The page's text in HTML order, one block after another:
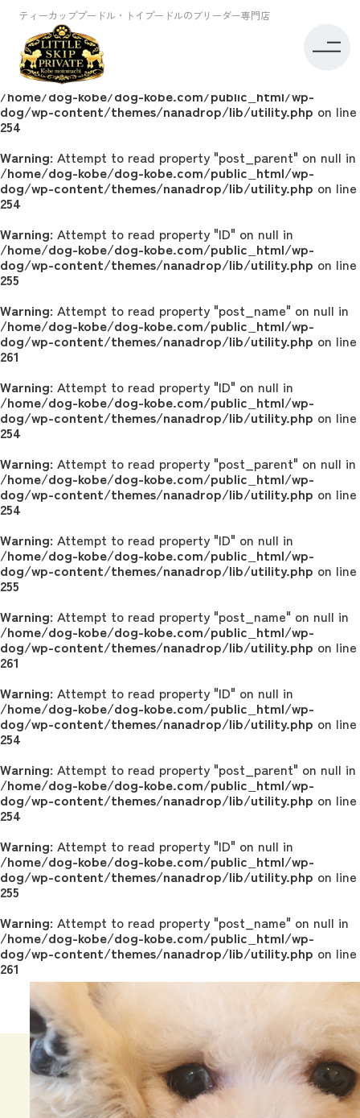
ティーカッププードル・トイプードルのブリーダー専門店
Warning: Attempt to read property "ID" on null in
/home/dog-kobe/dog-kobe.com/public_html/wp-
dog/wp-content/themes/nanadrop/lib/utility.php on line
254
Warning: Attempt to read property "post_parent" on null in
/home/dog-kobe/dog-kobe.com/public_html/wp-
dog/wp-content/themes/nanadrop/lib/utility.php on line
254
Warning: Attempt to read property "ID" on null in
/home/dog-kobe/dog-kobe.com/public_html/wp-
dog/wp-content/themes/nanadrop/lib/utility.php on line
255
Warning: Attempt to read property "post_name" on null in
/home/dog-kobe/dog-kobe.com/public_html/wp-
dog/wp-content/themes/nanadrop/lib/utility.php on line
261
Warning: Attempt to read property "ID" on null in
/home/dog-kobe/dog-kobe.com/public_html/wp-
dog/wp-content/themes/nanadrop/lib/utility.php on line
254
Warning: Attempt to read property "post_parent" on null in
/home/dog-kobe/dog-kobe.com/public_html/wp-
dog/wp-content/themes/nanadrop/lib/utility.php on line
254
Warning: Attempt to read property "ID" on null in
/home/dog-kobe/dog-kobe.com/public_html/wp-
dog/wp-content/themes/nanadrop/lib/utility.php on line
255
Warning: Attempt to read property "post_name" on null in
/home/dog-kobe/dog-kobe.com/public_html/wp-
dog/wp-content/themes/nanadrop/lib/utility.php on line
261
Warning: Attempt to read property "ID" on null in
/home/dog-kobe/dog-kobe.com/public_html/wp-
dog/wp-content/themes/nanadrop/lib/utility.php on line
254
Warning: Attempt to read property "post_parent" on null in
/home/dog-kobe/dog-kobe.com/public_html/wp-
dog/wp-content/themes/nanadrop/lib/utility.php on line
254
Warning: Attempt to read property "ID" on null in
/home/dog-kobe/dog-kobe.com/public_html/wp-
dog/wp-content/themes/nanadrop/lib/utility.php on line
255
Warning: Attempt to read property "post_name" on null in
/home/dog-kobe/dog-kobe.com/public_html/wp-
dog/wp-content/themes/nanadrop/lib/utility.php on line
261